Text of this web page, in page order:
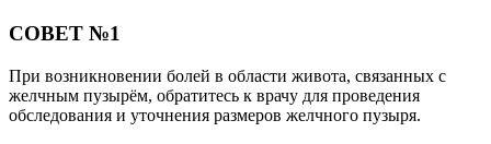
СОВЕТ №1
При возникновении болей в области живота, связанных с
желчным пузырём, обратитесь к врачу для проведения
обследования и уточнения размеров желчного пузыря.